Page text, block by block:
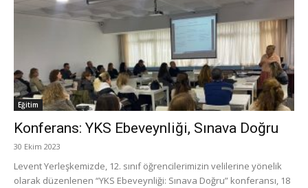
Eğitim
Konferans: YKS Ebeveynliği, Sınava Doğru
30 Ekim 2023
Levent Yerleşkemizde, 12. sınıf öğrencilerimizin velilerine yönelik
olarak düzenlenen “YKS Ebeveynliği: Sınava Doğru” konferansı, 18